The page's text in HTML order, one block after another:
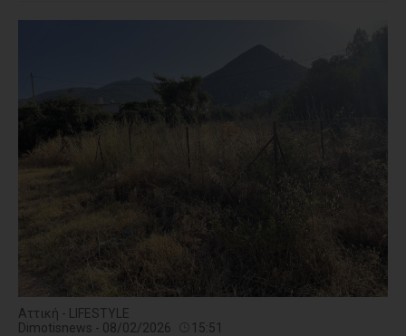
Αττική - LIFESTYLE
Dimotisnews - 08/02/2026
15:51